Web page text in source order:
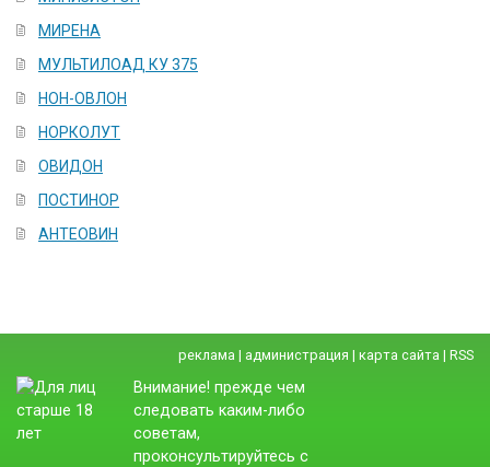
МИРЕНА
МУЛЬТИЛОАД КУ 375
НОН-ОВЛОН
НОРКОЛУТ
ОВИДОН
ПОСТИНОР
АНТЕОВИН
реклама | администрация | карта сайта | RSS
Внимание! прежде чем
следовать каким-либо
советам,
проконсультируйтесь с